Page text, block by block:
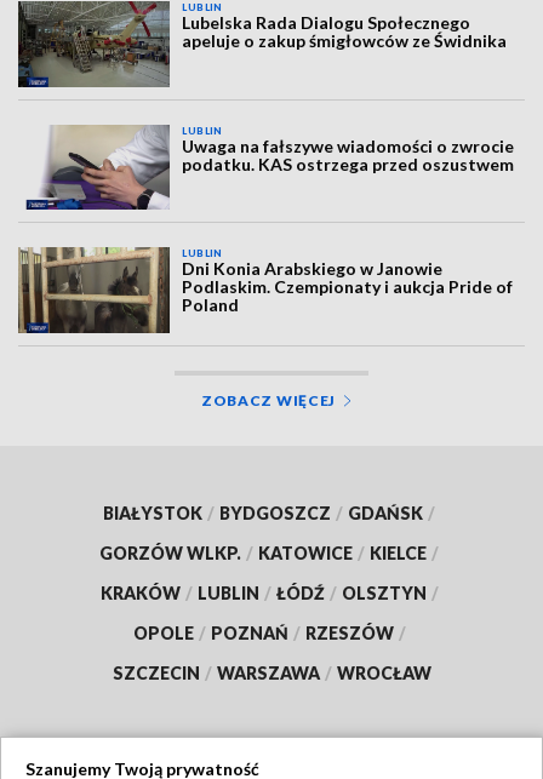
LUBLIN
Lubelska Rada Dialogu Społecznego
apeluje o zakup śmigłowców ze Świdnika
LUBLIN
Uwaga na fałszywe wiadomości o zwrocie
podatku. KAS ostrzega przed oszustwem
LUBLIN
Dni Konia Arabskiego w Janowie
Podlaskim. Czempionaty i aukcja Pride of
Poland
ZOBACZ WIĘCEJ
BIAŁYSTOK / BYDGOSZCZ / GDAŃSK /
GORZÓW WLKP. / KATOWICE / KIELCE /
KRAKÓW / LUBLIN / ŁÓDŹ / OLSZTYN /
OPOLE / POZNAŃ / RZESZÓW /
SZCZECIN / WARSZAWA / WROCŁAW
Szanujemy Twoją prywatność